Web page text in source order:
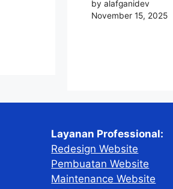
by alafganidev
November 15, 2025
Layanan Professional:
Redesign Website
Pembuatan Website
Maintenance Website